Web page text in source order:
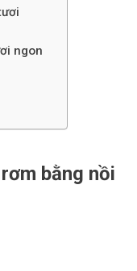
ngon
bằng nồi